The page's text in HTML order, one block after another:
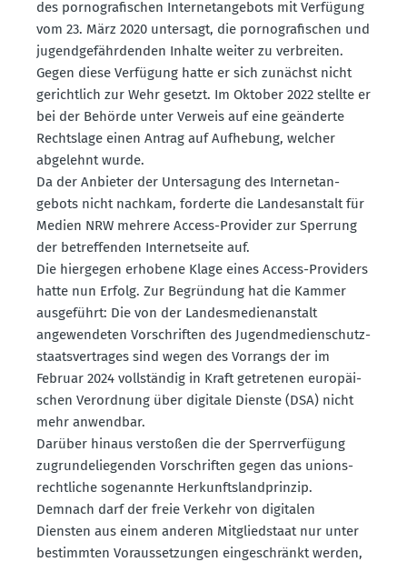
des porno­gra­fi­schen Inter­net­an­gebots mit Verfügung
vom 23. März 2020 untersagt, die porno­gra­fi­schen und
jugend­ge­fähr­denden Inhalte weiter zu verbreiten.
Gegen diese Verfügung hatte er sich zunächst nicht
gerichtlich zur Wehr gesetzt. Im Oktober 2022 stellte er
bei der Behörde unter Verweis auf eine geänderte
Rechtslage einen Antrag auf Aufhebung, welcher
abgelehnt wurde.
Da der Anbieter der Unter­sagung des Inter­net­an­
gebots nicht nachkam, forderte die Landes­an­stalt für
Medien NRW mehrere Access-Provider zur Sperrung
der betref­fenden Inter­net­seite auf.
Die hiergegen erhobene Klage eines Access-Providers
hatte nun Erfolg. Zur Begründung hat die Kammer
ausge­führt: Die von der Landes­me­di­en­an­stalt
angewen­deten Vorschriften des Jugend­me­di­en­schutz­
staats­ver­trages sind wegen des Vorrangs der im
Februar 2024 vollständig in Kraft getre­tenen europäi­
schen Verordnung über digitale Dienste (DSA) nicht
mehr anwendbar.
Darüber hinaus verstoßen die der Sperr­ver­fügung
zugrun­de­lie­genden Vorschriften gegen das unions­
recht­liche sogenannte Herkunfts­land­prinzip.
Demnach darf der freie Verkehr von digitalen
Diensten aus einem anderen Mitglied­staat nur unter
bestimmten Voraus­set­zungen einge­schränkt werden,